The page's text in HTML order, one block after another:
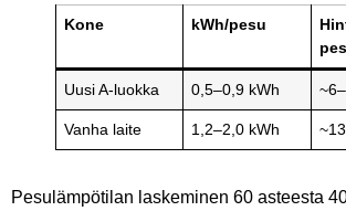
Kone kWh/pesu
Uusi A-luokka 0,5–0,9 kWh
Vanha laite 1,2–2,0 kWh
Pesulämpötilan laskeminen 60 asteesta